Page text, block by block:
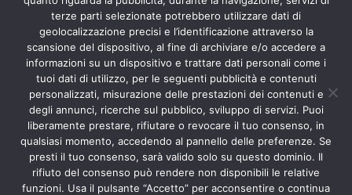
:
Archeologia del Salento
Cripte e ambienti rupestri del Salento
Leggende del Salento
Tradizioni e folklore del Salento
Arte del Salento
Personaggi illustri del Salento
Aneddoti e curiosità sul Salento
Libri del Salento
Ricette tipiche del Salento
Accad(d)e in agosto nel Salento
terze parti selezionate potrebbero utilizzare dati di
geolocalizzazione precisi e l’identificazione attraverso la
scansione del dispositivo, al fine di archiviare e/o accedere a
informazioni su un dispositivo e trattare dati personali come i
tuoi dati di utilizzo, per le seguenti pubblicità e contenuti
personalizzati, misurazione delle prestazioni dei contenuti e
degli annunci, ricerche sul pubblico, sviluppo di servizi. Puoi
liberamente prestare, rifiutare o revocare il tuo consenso, in
qualsiasi momento, accedendo al pannello delle preferenze. Se
presti il tuo consenso, sarà valido solo su questo dominio. Il
rifiuto del consenso può rendere non disponibili le relative
funzioni. Usa il pulsante “Accetto” per acconsentire o continua